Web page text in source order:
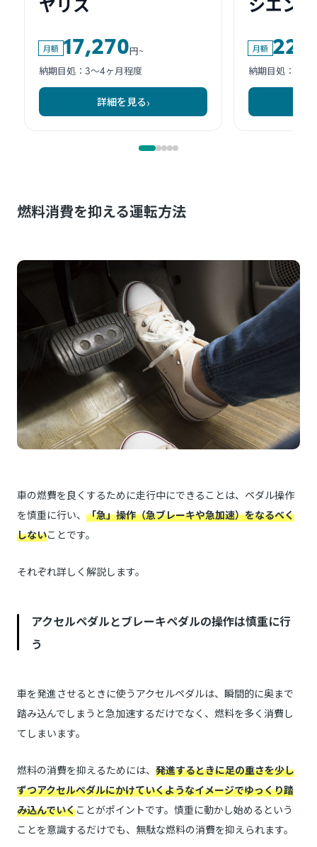
燃料消費を抑える運転方法
車の燃費を良くするために走行中にできることは、ペダル操作
を慎重に行い、 「急」操作（急ブレーキや急加速）をなるべく
しないことです。
それぞれ詳しく解説します。
アクセルペダルとブレーキペダルの操作は慎重に行
う
車を発進させるときに使うアクセルペダルは、瞬間的に奥まで
踏み込んでしまうと急加速するだけでなく、燃料を多く消費し
てしまいます。
燃料の消費を抑えるためには、 発進するときに足の重さを少し
ずつアクセルペダルにかけていくようなイメージでゆっくり踏
み込んでいくことがポイントです。慎重に動かし始めるという
ことを意識するだけでも、無駄な燃料の消費を抑えられます。